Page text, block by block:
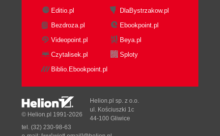
Editio.pl
DlaBystrzakow.pl
Bezdroza.pl
Ebookpoint.pl
Videopoint.pl
Beya.pl
Czytalisek.pl
Sploty
Biblio.Ebookpoint.pl
© Helion.pl 1991-2026
Helion.pl sp. z o.o.
ul. Kościuszki 1c
44-100 Gliwice
tel. (32) 230-98-63